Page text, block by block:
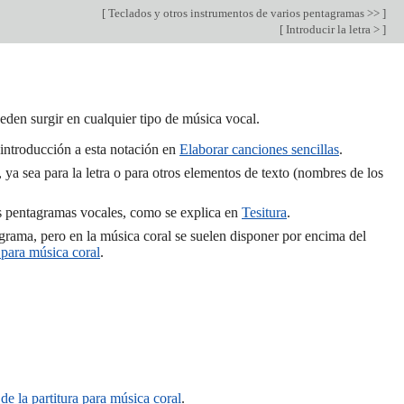
[ Teclados y otros instrumentos de varios pentagramas >> ]
[ Introducir la letra > ]
surgir en cualquier tipo de música vocal.
a esta notación en Elaborar canciones sencillas.
, ya sea para la letra o para otros elementos de texto (nombres de los
vocales, como se explica en Tesitura.
pero en la música coral se suelen disponer por encima del
música coral.
la partitura para música coral.